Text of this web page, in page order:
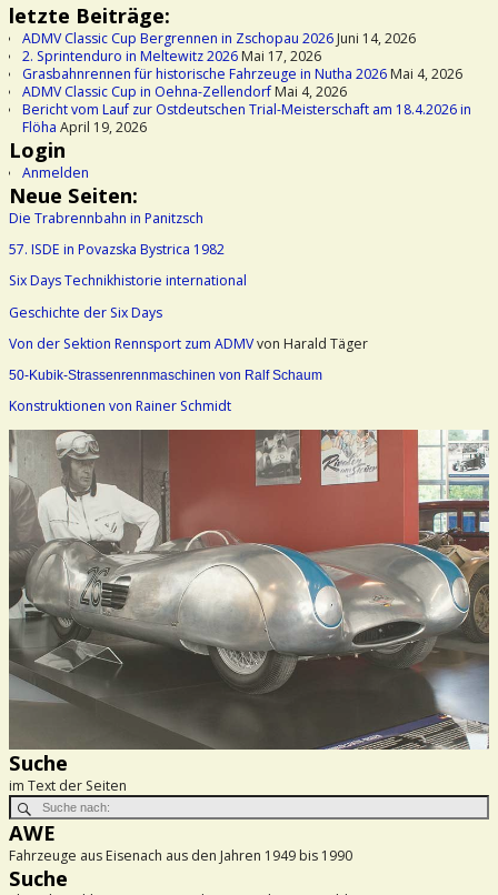
letzte Beiträge:
ADMV Classic Cup Bergrennen in Zschopau 2026Juni 14, 2026
2. Sprintenduro in Meltewitz 2026Mai 17, 2026
Grasbahnrennen für historische Fahrzeuge in Nutha 2026Mai 4, 2026
ADMV Classic Cup in Oehna-ZellendorfMai 4, 2026
Bericht vom Lauf zur Ostdeutschen Trial-Meisterschaft am 18.4.2026 in
Flöha April 19, 2026
Login
Anmelden
Neue Seiten:
Die Trabrennbahn in Panitzsch
57. ISDE in Povazska Bystrica 1982
Six Days Technikhistorie international
Geschichte der Six Days
Von der Sektion Rennsport zum ADMVvon Harald Täger
50-Kubik-Strassenrennmaschinen von Ralf Schaum
Konstruktionen von Rainer Schmidt
Suche
im Text der Seiten
AWE
Fahrzeuge aus Eisenach aus den Jahren 1949 bis 1990
Suche